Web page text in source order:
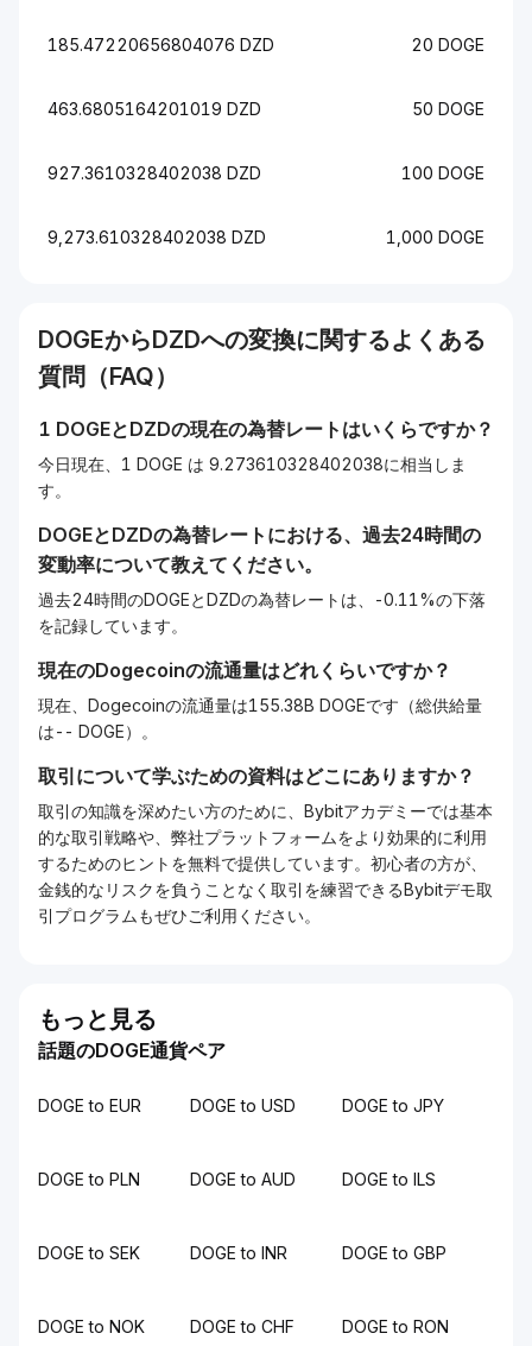
185.47220656804076 DZD 20 DOGE
463.6805164201019 DZD 50 DOGE
927.3610328402038 DZD 100 DOGE
9,273.610328402038 DZD 1,000 DOGE
DOGEからDZDへの変換に関するよくある
質問（FAQ）
1 DOGEとDZDの現在の為替レートはいくらですか？
今日現在、1 DOGE は 9.273610328402038に相当しま
す。
DOGEとDZDの為替レートにおける、過去24時間の
変動率について教えてください。
過去24時間のDOGEとDZDの為替レートは、-0.11%の下落
を記録しています。
現在のDogecoinの流通量はどれくらいですか？
現在、Dogecoinの流通量は155.38B DOGEです（総供給量
は-- DOGE）。
取引について学ぶための資料はどこにありますか？
取引の知識を深めたい方のために、Bybitアカデミーでは基本
的な取引戦略や、弊社プラットフォームをより効果的に利用
するためのヒントを無料で提供しています。初心者の方が、
金銭的なリスクを負うことなく取引を練習できるBybitデモ取
引プログラムもぜひご利用ください。
もっと見る
話題のDOGE通貨ペア
DOGE to EUR DOGE to USD DOGE to JPY
DOGE to PLN DOGE to AUD DOGE to ILS
DOGE to SEK DOGE to INR DOGE to GBP
DOGE to NOK DOGE to CHF DOGE to RON